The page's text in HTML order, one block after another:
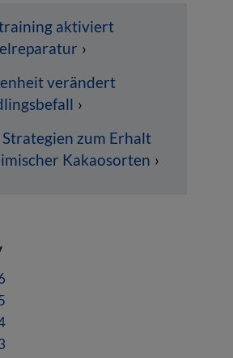
aktiviert
verändert
Strategien zum Erhalt
Kakaosorten